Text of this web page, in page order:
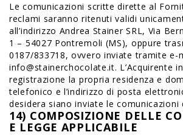
Le comunicazioni scritte dirette al
reclami saranno ritenuti validi
all’indirizzo Andrea Stainer SRL, Via
1 – 54027 Pontremoli (MS), oppure
0187/833718, ovvero inviate tramite e-
info@stainerchocolate.it. L’Acquirente
registrazione la propria residenza e
telefonico e l’indirizzo di posta
desidera siano inviate le comunicazioni
14) COMPOSIZIONE DELLE
E LEGGE APPLICABILE